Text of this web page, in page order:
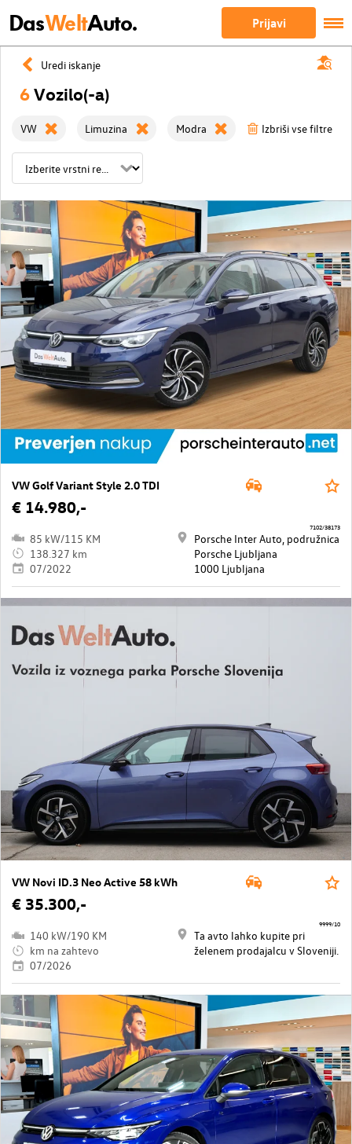
DasWeltAuto. Prijavi
Uredi iskanje
6Vozilo(-a)
VW Limuzina Modra Izbriši vse filtre
VW Golf Variant Style 2.0 TDI
€ 14.980,-
85 kW/115 KM
138.327 km
07/2022
Porsche Inter Auto, podružnica
Porsche Ljubljana
1000 Ljubljana
7102/38173
VW Novi ID.3 Neo Active 58 kWh
€ 35.300,-
140 kW/190 KM
km na zahtevo
07/2026
Ta avto lahko kupite pri
želenem prodajalcu v Sloveniji.
9999/10